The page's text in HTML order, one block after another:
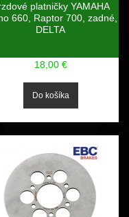
platničky YAMAHA
660, Raptor 700, zadné,
DELTA
18,00 €